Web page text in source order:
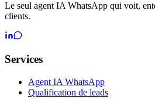
Le seul agent IA WhatsApp qui voit,
clients.
Services
Agent IA WhatsApp
Qualification de leads